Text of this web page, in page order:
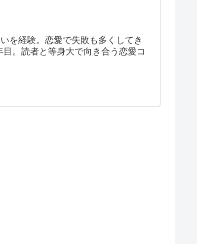
を経験。恋愛で失敗も多くしてき
。読者と等身大で向き合う恋愛コ